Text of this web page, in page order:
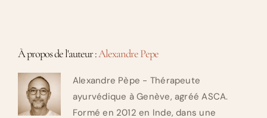
À propos de l'auteur :Alexandre Pepe
Alexandre Pèpe - Thérapeute
ayurvédique à Genève, agréé ASCA.
Formé en 2012 en Inde, dans une